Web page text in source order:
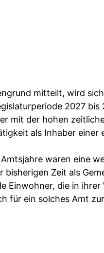
mitteilt, wird
2027
mit der hohen
als Inhaber
waren eine
bisherigen Zeit als
Einwohner, die in
für ein solches Amt